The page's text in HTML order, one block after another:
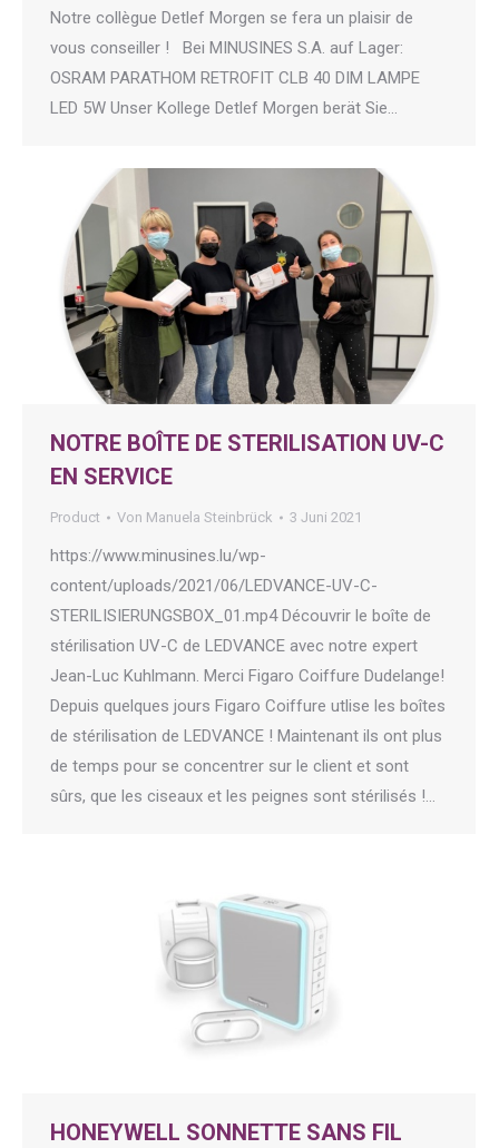
Notre collègue Detlef Morgen se fera un plaisir de
vous conseiller ! Bei MINUSINES S.A. auf Lager:
OSRAM PARATHOM RETROFIT CLB 40 DIM LAMPE
LED 5W Unser Kollege Detlef Morgen berät Sie…
NOTRE BOÎTE DE STERILISATION UV-C
EN SERVICE
Product Von Manuela Steinbrück 3 Juni 2021
https://www.minusines.lu/wp-
content/uploads/2021/06/LEDVANCE-UV-C-
STERILISIERUNGSBOX_01.mp4 Découvrir le boîte de
stérilisation UV-C de LEDVANCE avec notre expert
Jean-Luc Kuhlmann. Merci Figaro Coiffure Dudelange!
Depuis quelques jours Figaro Coiffure utlise les boîtes
de stérilisation de LEDVANCE ! Maintenant ils ont plus
de temps pour se concentrer sur le client et sont
sûrs, que les ciseaux et les peignes sont stérilisés !…
HONEYWELL SONNETTE SANS FIL